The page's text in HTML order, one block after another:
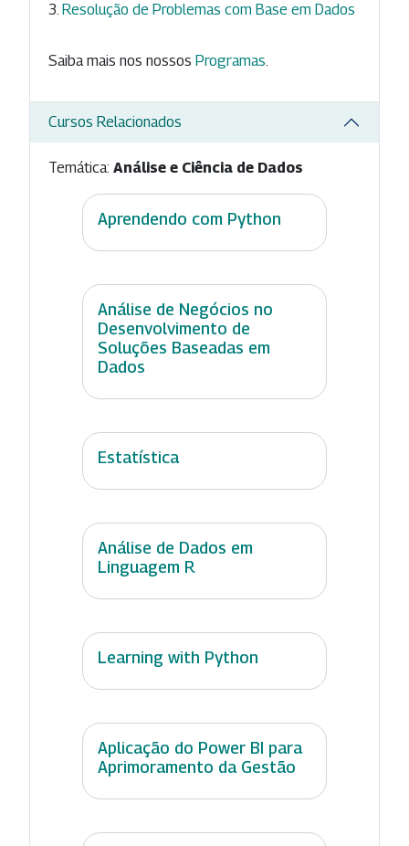
Resolução de Problemas com Base em Dados
Saiba mais nos nossos Programas
Cursos Relacionados
Temática: Análise e Ciência de Dados
Aprendendo com Python
Análise de Negócios no
Desenvolvimento de
Soluções Baseadas em
Dados
Estatística
Análise de Dados em
Linguagem R
Learning with Python
Aplicação do Power BI para
Aprimoramento da Gestão